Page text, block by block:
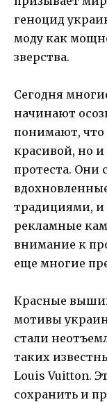
геноцид
моду как
зверства.
Сегодня
начинают
понимают, что
красивой, но
протеста. Они
традициями, и
рекламные
внимание к
еще многие
Красные
мотивы
стали
таких
Louis Vuitton.
сохранить и